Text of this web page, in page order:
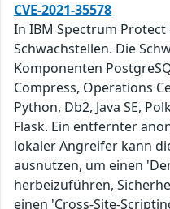
CVE-2021-35578
In IBM Spectrum
Schwachstellen. Die
Komponenten
Compress, Operations
Python, Db2, Java SE,
Flask. Ein entfernter
lokaler Angreifer kann
ausnutzen, um einen
herbeizuführen,
einen 'Cross-Site-